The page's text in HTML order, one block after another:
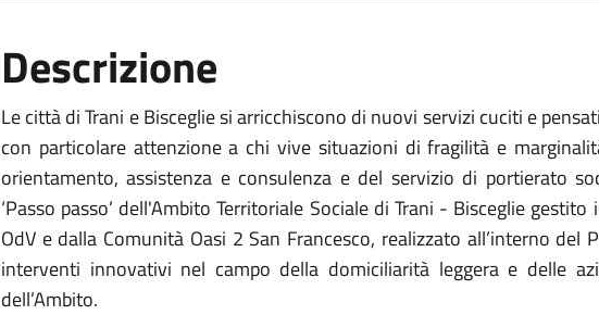
Descrizione
Le città di Trani e Bisceglie si arricchiscono di nuovi servizi cuciti e
con particolare attenzione a chi vive situazioni di fragilità e
orientamento, assistenza e consulenza e del servizio di portierato
‘Passo passo’ dell'Ambito Territoriale Sociale di Trani - Bisceglie
OdV e dalla Comunità Oasi 2 San Francesco, realizzato all’interno del
interventi innovativi nel campo della domiciliarità leggera e delle
dell’Ambito.